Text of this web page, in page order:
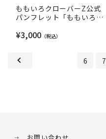
ももいろクローバーZ公式
パンフレット「ももいろク
寒の世界」
¥3,000
6 7